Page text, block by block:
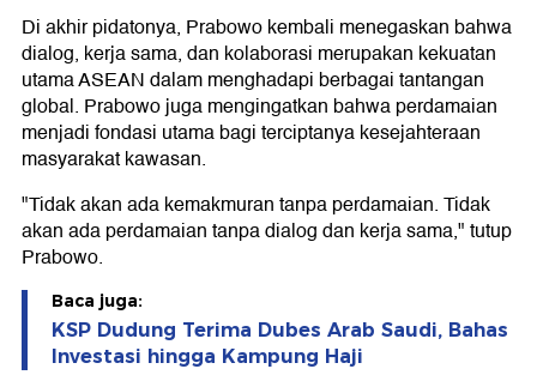
Di akhir pidatonya, Prabowo kembali menegaskan bahwa
dialog, kerja sama, dan kolaborasi merupakan kekuatan
utama ASEAN dalam menghadapi berbagai tantangan
global. Prabowo juga mengingatkan bahwa perdamaian
menjadi fondasi utama bagi terciptanya kesejahteraan
masyarakat kawasan.
"Tidak akan ada kemakmuran tanpa perdamaian. Tidak
akan ada perdamaian tanpa dialog dan kerja sama," tutup
Prabowo.
Baca juga:
KSP Dudung Terima Dubes Arab Saudi, Bahas
Investasi hingga Kampung Haji